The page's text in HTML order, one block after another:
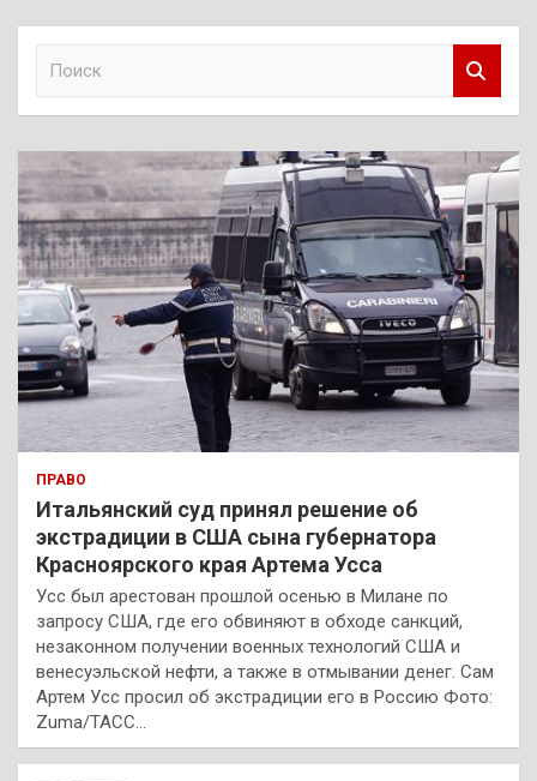
к
ПРАВО
Итальянский суд принял решение об
экстрадиции в США сына губернатора
Красноярского края Артема Усса
Усс был арестован прошлой осенью в Милане по
запросу США, где его обвиняют в обходе санкций,
незаконном получении военных технологий США и
венесуэльской нефти, а также в отмывании денег. Сам
Артем Усс просил об экстрадиции его в Россию Фото:
Zuma/ТАСС…